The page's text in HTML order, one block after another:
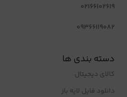
02166102619
09366119082
دسته بندی ها
کالای دیجیتال
دانلود فایل لایه باز